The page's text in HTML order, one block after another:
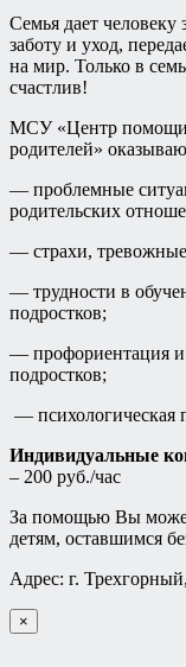
Семья дает
заботу и уход,
на мир. Только в
счастлив!
МСУ «Центр помощи
родителей»
— проблемные
родительских
— страхи, тревожные
— трудности в
подростков;
— профориентация и
подростков;
— психологическая
Индивидуальные
– 200 руб./час
За помощью Вы
детям, оставшимся
Адрес: г.
×